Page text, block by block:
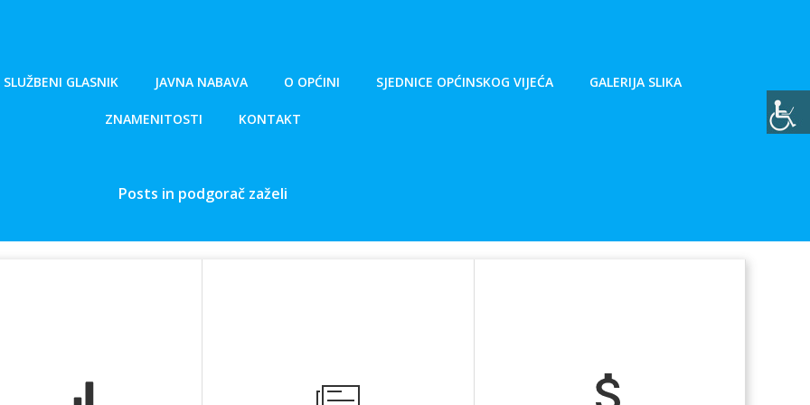
SLUŽBENI GLASNIK JAVNA NABAVA O OPĆINI SJEDNICE OPĆINSKOG VIJEĆA GALERIJA SLIKA
ZNAMENITOSTI KONTAKT
Posts in podgorač zaželi